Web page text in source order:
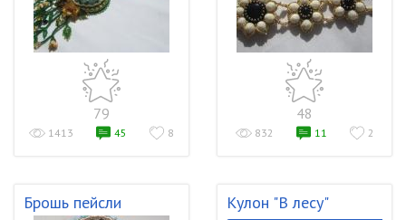
79
1413 45 8
48
832 11 2
Брошь пейсли Кулон "В лесу"